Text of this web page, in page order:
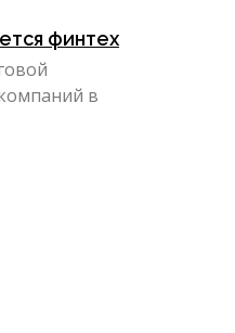
финтех
в